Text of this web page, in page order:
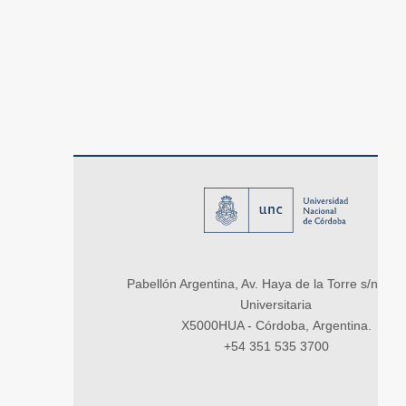
Pabellón Argentina, Av. Haya de la Torre s/n,
Universitaria
X5000HUA - Córdoba, Argentina.
+54 351 535 3700